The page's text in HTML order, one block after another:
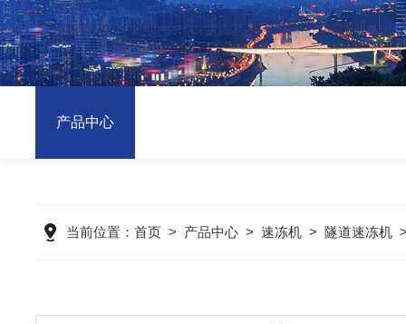
产品中心
当前位置： 首页 > 产品中心 > 速冻机 > 隧道速冻机